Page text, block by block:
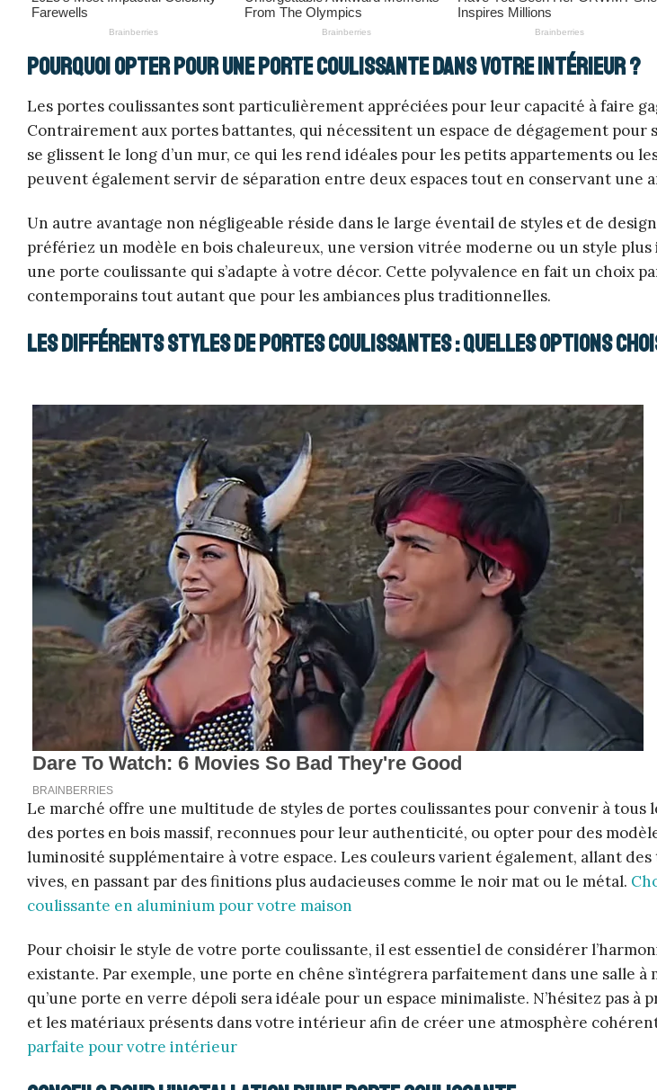
Pourquoi opter pour une porte coulissante dans votre intérieur ?
Les portes coulissantes sont particulièrement appréciées pour leur capacité à faire
Contrairement aux portes battantes, qui nécessitent un espace de dégagement pour
se glissent le long d’un mur, ce qui les rend idéales pour les petits appartements ou
peuvent également servir de séparation entre deux espaces tout en conservant une
Un autre avantage non négligeable réside dans le large éventail de styles et de
préfériez un modèle en bois chaleureux, une version vitrée moderne ou un style
une porte coulissante qui s’adapte à votre décor. Cette polyvalence en fait un choix
contemporains tout autant que pour les ambiances plus traditionnelles.
Les différents styles de portes coulissantes : quelles options
Le marché offre une multitude de styles de portes coulissantes pour convenir à tous
des portes en bois massif, reconnues pour leur authenticité, ou opter pour des
luminosité supplémentaire à votre espace. Les couleurs varient également, allant
vives, en passant par des finitions plus audacieuses comme le noir mat ou le métal.
coulissante en aluminium pour votre maison
Pour choisir le style de votre porte coulissante, il est essentiel de considérer
existante. Par exemple, une porte en chêne s’intégrera parfaitement dans une salle
qu’une porte en verre dépoli sera idéale pour un espace minimaliste. N’hésitez pas
et les matériaux présents dans votre intérieur afin de créer une atmosphère
parfaite pour votre intérieur